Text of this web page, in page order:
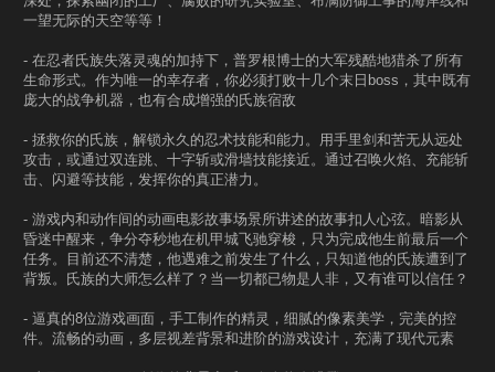
一望无际的天空等等！
- 在忍者氏族失落灵魂的加持下，普罗根博士的大军残酷地猎杀了所有
生命形式。作为唯一的幸存者，你必须打败十几个末日boss，其中既有
庞大的战争机器，也有合成增强的氏族宿敌
- 拯救你的氏族，解锁永久的忍术技能和能力。用手里剑和苦无从远处
攻击，或通过双连跳、十字斩或滑墙技能接近。通过召唤火焰、充能斩
击、闪避等技能，发挥你的真正潜力。
- 游戏内和动作间的动画电影故事场景所讲述的故事扣人心弦。暗影从
昏迷中醒来，争分夺秒地在机甲城飞驰穿梭，只为完成他生前最后一个
任务。目前还不清楚，他遇难之前发生了什么，只知道他的氏族遭到了
背叛。氏族的大师怎么样了？当一切都已物是人非，又有谁可以信任？
- 逼真的8位游戏画面，手工制作的精灵，细腻的像素美学，完美的控
件。流畅的动画，多层视差背景和进阶的游戏设计，充满了现代元素